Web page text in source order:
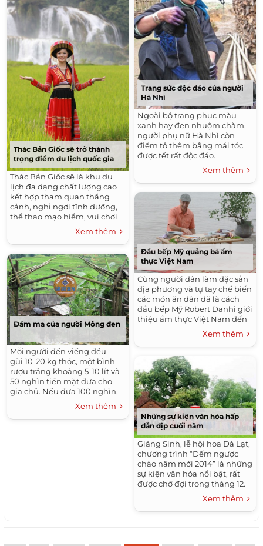
Thác Bản Giốc sẽ trở thành
trọng điểm du lịch quốc gia
Thác Bản Giốc sẽ là khu du
lịch đa dạng chất lượng cao
kết hợp tham quan thắng
cảnh, nghỉ ngơi tĩnh dưỡng,
thể thao mạo hiểm, vui chơi
Xem thêm
Đám ma của người Mông đen
Mỗi người đến viếng đều
gùi 10-20 kg thóc, một bình
rượu trắng khoảng 5-10 lít và
50 nghìn tiền mặt đưa cho
gia chủ. Nếu đưa 100 nghìn,
Xem thêm
Trang sức độc đáo của người
Hà Nhì
Ngoài bộ trang phục màu
xanh hay đen nhuộm chàm,
người phụ nữ Hà Nhì còn
điểm tô thêm bằng mái tóc
được tết rất độc đáo.
Xem thêm
Đầu bếp Mỹ quảng bá ẩm
thực Việt Nam
Cùng người dân làm đặc sản
địa phương và tự tay chế biến
các món ăn dân dã là cách
đầu bếp Mỹ Robert Danhi giới
thiệu ẩm thực Việt Nam đến
du khách trong và ngoài
Xem thêm
Những sự kiện văn hóa hấp
dẫn dịp cuối năm
Giáng Sinh, lễ hội hoa Đà Lạt,
chương trình “Đếm ngược
chào năm mới 2014” là những
sự kiện văn hóa nổi bật, rất
được chờ đợi trong tháng 12.
Xem thêm